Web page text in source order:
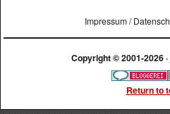
Impressum /
Copyright © 2001-2026 ·
Return to